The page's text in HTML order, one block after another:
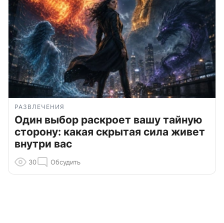
РАЗВЛЕЧЕНИЯ
Один выбор раскроет вашу тайную
сторону: какая скрытая сила живет
внутри вас
30 Обсудить